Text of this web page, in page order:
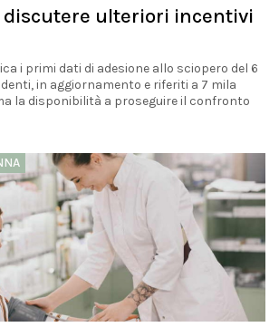
discutere ulteriori incentivi
i primi dati di adesione allo sciopero del 6
in aggiornamento e riferiti a 7 mila
la disponibilità a proseguire il confronto